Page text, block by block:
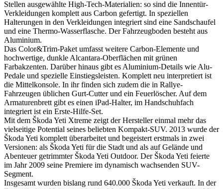
Stellen ausgewählte High-Tech-Materialien: so sind die Innentür-
Verkleidungen komplett aus Carbon gefertigt. In speziellen
Halterungen in den Verkleidungen integriert sind eine Sandschaufel
und eine Thermo-Wasserflasche. Der Fahrzeugboden besteht aus
Aluminium.
Das Color&Trim-Paket umfasst weitere Carbon-Elemente und
hochwertige, dunkle Alcantara-Oberflächen mit grünen
Farbakzenten. Darüber hinaus gibt es Aluminium-Details wie Alu-
Pedale und spezielle Einstiegsleisten. Komplett neu interpretiert ist
die Mittelkonsole. In ihr finden sich zudem die in Rallye-
Fahrzeugen üblichen Gurt-Cutter und ein Feuerlöscher. Auf dem
Armaturenbrett gibt es einen iPad-Halter, im Handschuhfach
integriert ist ein Erste-Hilfe-Set.
Mit dem Škoda Yeti Xtreme zeigt der Hersteller einmal mehr das
vielseitige Potential seines beliebten Kompakt-SUV. 2013 wurde der
Škoda Yeti komplett überarbeitet und begeistert erstmals in zwei
Versionen: als Škoda Yeti für die Stadt und als auf Gelände und
Abenteuer getrimmter Škoda Yeti Outdoor. Der Škoda Yeti feierte
im Jahr 2009 seine Premiere im dynamisch wachsenden SUV-
Segment.
Insgesamt wurden bislang rund 640.000 Škoda Yeti verkauft. In der